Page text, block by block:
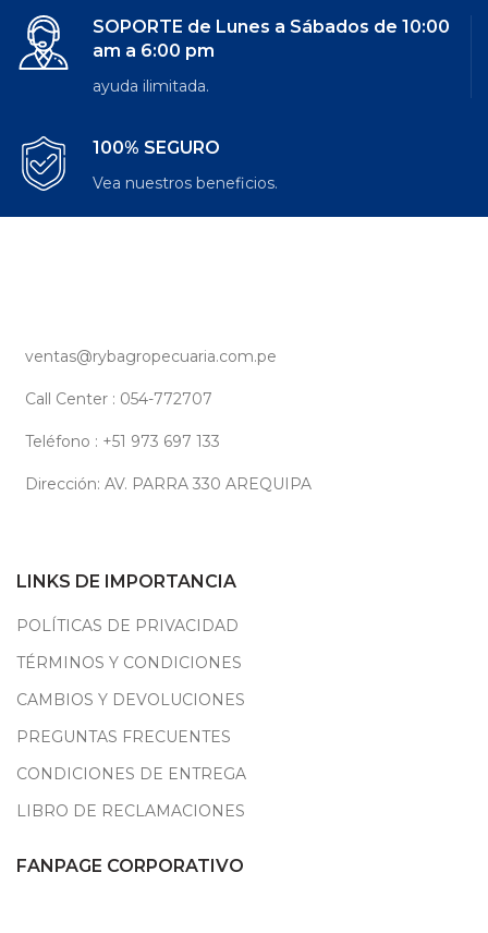
SOPORTE de Lunes a Sábados de 10:00
am a 6:00 pm
ayuda ilimitada.
100% SEGURO
Vea nuestros beneficios.
ventas@rybagropecuaria.com.pe
Call Center : 054-772707
Teléfono : +51 973 697 133
Dirección: AV. PARRA 330 AREQUIPA
LINKS DE IMPORTANCIA
POLÍTICAS DE PRIVACIDAD
TÉRMINOS Y CONDICIONES
CAMBIOS Y DEVOLUCIONES
PREGUNTAS FRECUENTES
CONDICIONES DE ENTREGA
LIBRO DE RECLAMACIONES
FANPAGE CORPORATIVO